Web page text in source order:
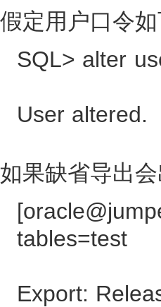
假定用户口令如
SQL> alter
User altered.
如果缺省导出会
tables=test
Export: